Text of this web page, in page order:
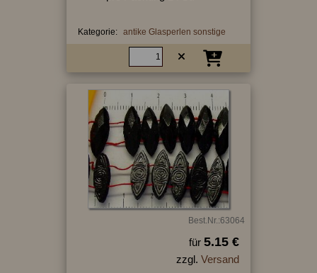
Kategorie: antike Glasperlen sonstige
Best.Nr.:63064
für 5.15 €
zzgl. Versand